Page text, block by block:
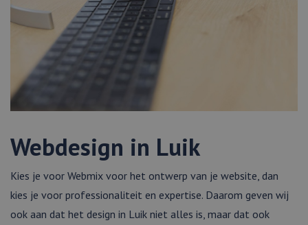
Webdesign in Luik
Kies je voor Webmix voor het ontwerp van je website, dan
kies je voor professionaliteit en expertise. Daarom geven wij
ook aan dat het design in Luik niet alles is, maar dat ook